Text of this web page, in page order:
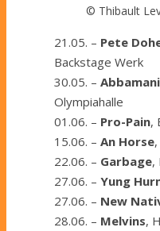
© Thibault
21.05. – Pete
Backstage Werk
30.05. –
Olympiahalle
01.06. – Pro-Pain,
15.06. – An Horse
22.06. – Garbage,
27.06. – Yung
27.06. – New
28.06. – Melvins,